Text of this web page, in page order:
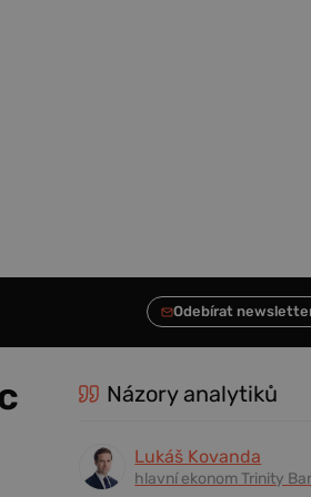
Názory analytiků
Lukáš Kovanda
hlavní ekonom Trinity